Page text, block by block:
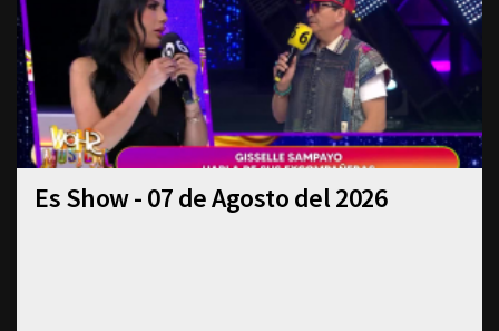
Es Show - 07 de Agosto del 2026